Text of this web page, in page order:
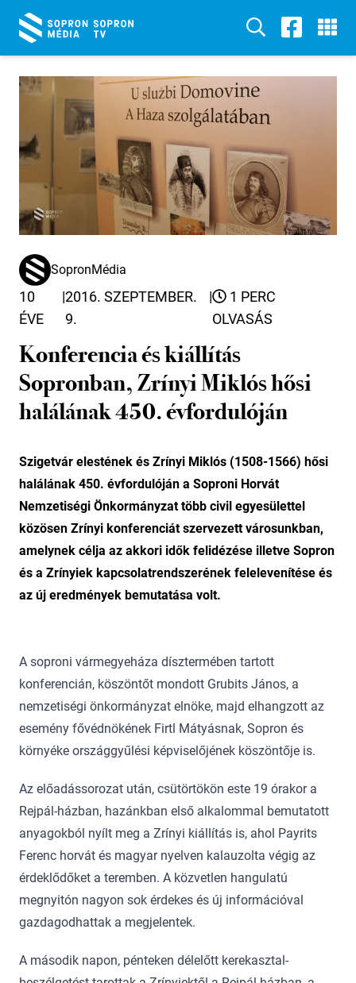
SopronMédia
10
ÉVE
|2016. SZEPTEMBER.
9.
|
1 PERC
OLVASÁS
Konferencia és kiállítás
Sopronban, Zrínyi Miklós hősi
halálának 450. évfordulóján
Szigetvár elestének és Zrínyi Miklós (1508-1566) hősi
halálának 450. évfordulóján a Soproni Horvát
Nemzetiségi Önkormányzat több civil egyesülettel
közösen Zrínyi konferenciát szervezett városunkban,
amelynek célja az akkori idők felidézése illetve Sopron
és a Zrínyiek kapcsolatrendszerének felelevenítése és
az új eredmények bemutatása volt.
A soproni vármegyeháza dísztermében tartott
konferencián, köszöntőt mondott Grubits János, a
nemzetiségi önkormányzat elnöke, majd elhangzott az
esemény fővédnökének Firtl Mátyásnak, Sopron és
környéke országgyűlési képviselőjének köszöntője is.
Az előadássorozat után, csütörtökön este 19 órakor a
Rejpál-házban, hazánkban első alkalommal bemutatott
anyagokból nyílt meg a Zrínyi kiállítás is, ahol Payrits
Ferenc horvát és magyar nyelven kalauzolta végig az
érdeklődőket a teremben. A közvetlen hangulatú
megnyitón nagyon sok érdekes és új információval
gazdagodhattak a megjelentek.
A második napon, pénteken délelőtt kerekasztal-